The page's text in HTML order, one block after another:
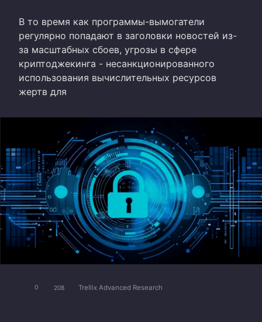
В то время как программы-вымогатели
регулярно попадают в заголовки новостей из-
за масштабных сбоев, угрозы в сфере
криптоджекинга - несанкционированного
использования вычислительных ресурсов
жертв для
0 208 Trellix Advanced Research